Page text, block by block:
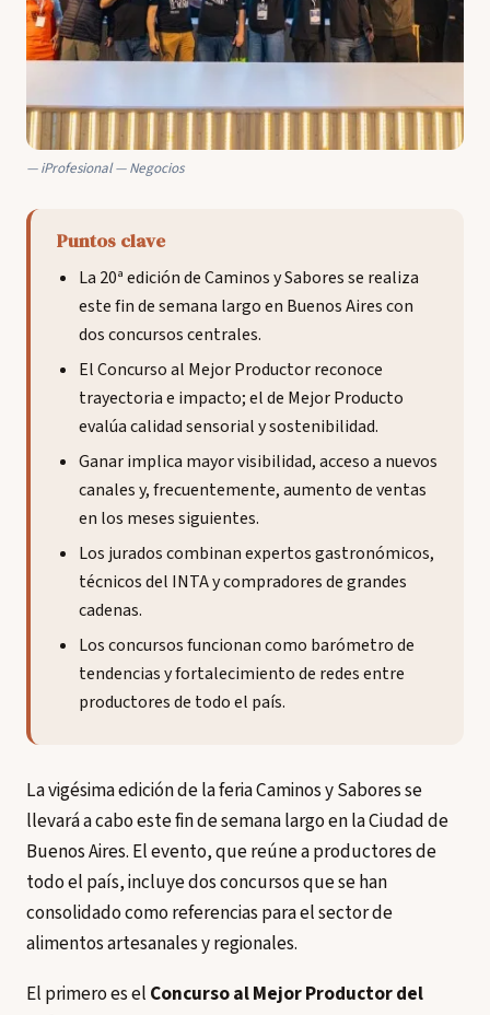
iProfesional — Negocios
Puntos clave
La 20ª edición de Caminos y Sabores se realiza
este fin de semana largo en Buenos Aires con
dos concursos centrales.
El Concurso al Mejor Productor reconoce
trayectoria e impacto; el de Mejor Producto
evalúa calidad sensorial y sostenibilidad.
Ganar implica mayor visibilidad, acceso a nuevos
canales y, frecuentemente, aumento de ventas
en los meses siguientes.
Los jurados combinan expertos gastronómicos,
técnicos del INTA y compradores de grandes
cadenas.
Los concursos funcionan como barómetro de
tendencias y fortalecimiento de redes entre
productores de todo el país.
La vigésima edición de la feria Caminos y Sabores se
llevará a cabo este fin de semana largo en la Ciudad de
Buenos Aires. El evento, que reúne a productores de
todo el país, incluye dos concursos que se han
consolidado como referencias para el sector de
alimentos artesanales y regionales.
El primero es el Concurso al Mejor Productor del